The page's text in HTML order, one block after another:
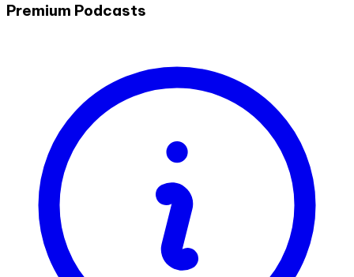
Premium Podcasts